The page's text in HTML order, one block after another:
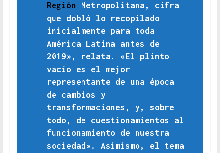
Región Metropolitana, cifra
que dobló lo recopilado
inicialmente para toda
América Latina antes de
2019», relata. «El plinto
vacío es el mejor
representante de una época
de cambios y
transformaciones, y, sobre
todo, de cuestionamientos al
funcionamiento de nuestra
sociedad». Asimismo, el tema